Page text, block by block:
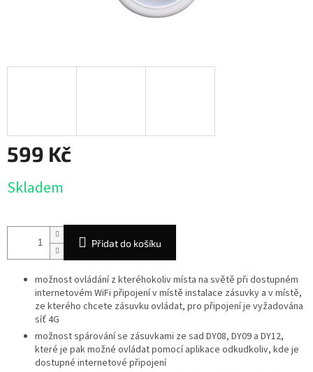
599 Kč
cena:
Skladem
Přidat do košíku
možnost ovládání z kteréhokoliv místa na světě při dostupném
internetovém WiFi připojení v místě instalace zásuvky a v místě,
ze kterého chcete zásuvku ovládat, pro připojení je vyžadována
síť 4G
možnost spárování se zásuvkami ze sad DY08, DY09 a DY12,
které je pak možné ovládat pomocí aplikace odkudkoliv, kde je
dostupné internetové připojení